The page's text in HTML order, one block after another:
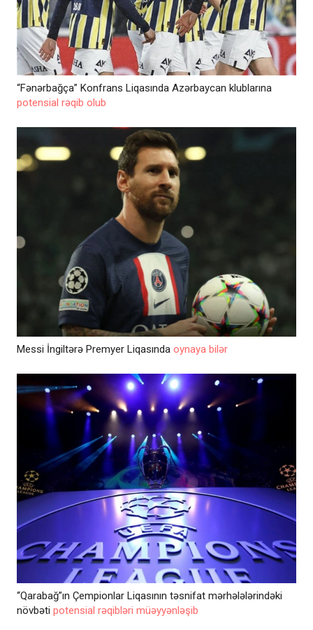
“Fənərbağça” Konfrans Liqasında Azərbaycan klublarına
potensial rəqib olub
Messi İngiltərə Premyer Liqasında oynaya bilər
“Qarabağ”ın Çempionlar Liqasının təsnifat mərhələlərindəki
növbəti potensial rəqibləri müəyyənləşib